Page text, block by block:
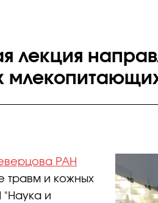
лекция
РАН
травм и кожных
и